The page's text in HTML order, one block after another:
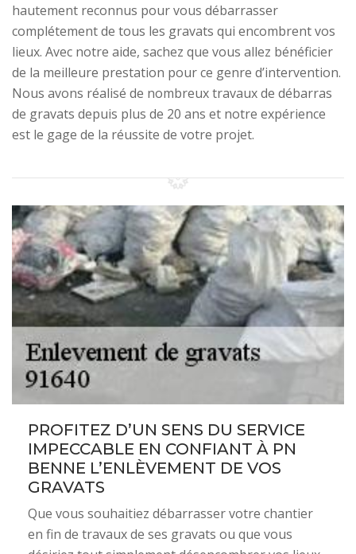
hautement reconnus pour vous débarrasser
complétement de tous les gravats qui encombrent vos
lieux. Avec notre aide, sachez que vous allez bénéficier
de la meilleure prestation pour ce genre d’intervention.
Nous avons réalisé de nombreux travaux de débarras
de gravats depuis plus de 20 ans et notre expérience
est le gage de la réussite de votre projet.
PROFITEZ D’UN SENS DU SERVICE
IMPECCABLE EN CONFIANT À PN
BENNE L’ENLÈVEMENT DE VOS
GRAVATS
Que vous souhaitiez débarrasser votre chantier
en fin de travaux de ses gravats ou que vous